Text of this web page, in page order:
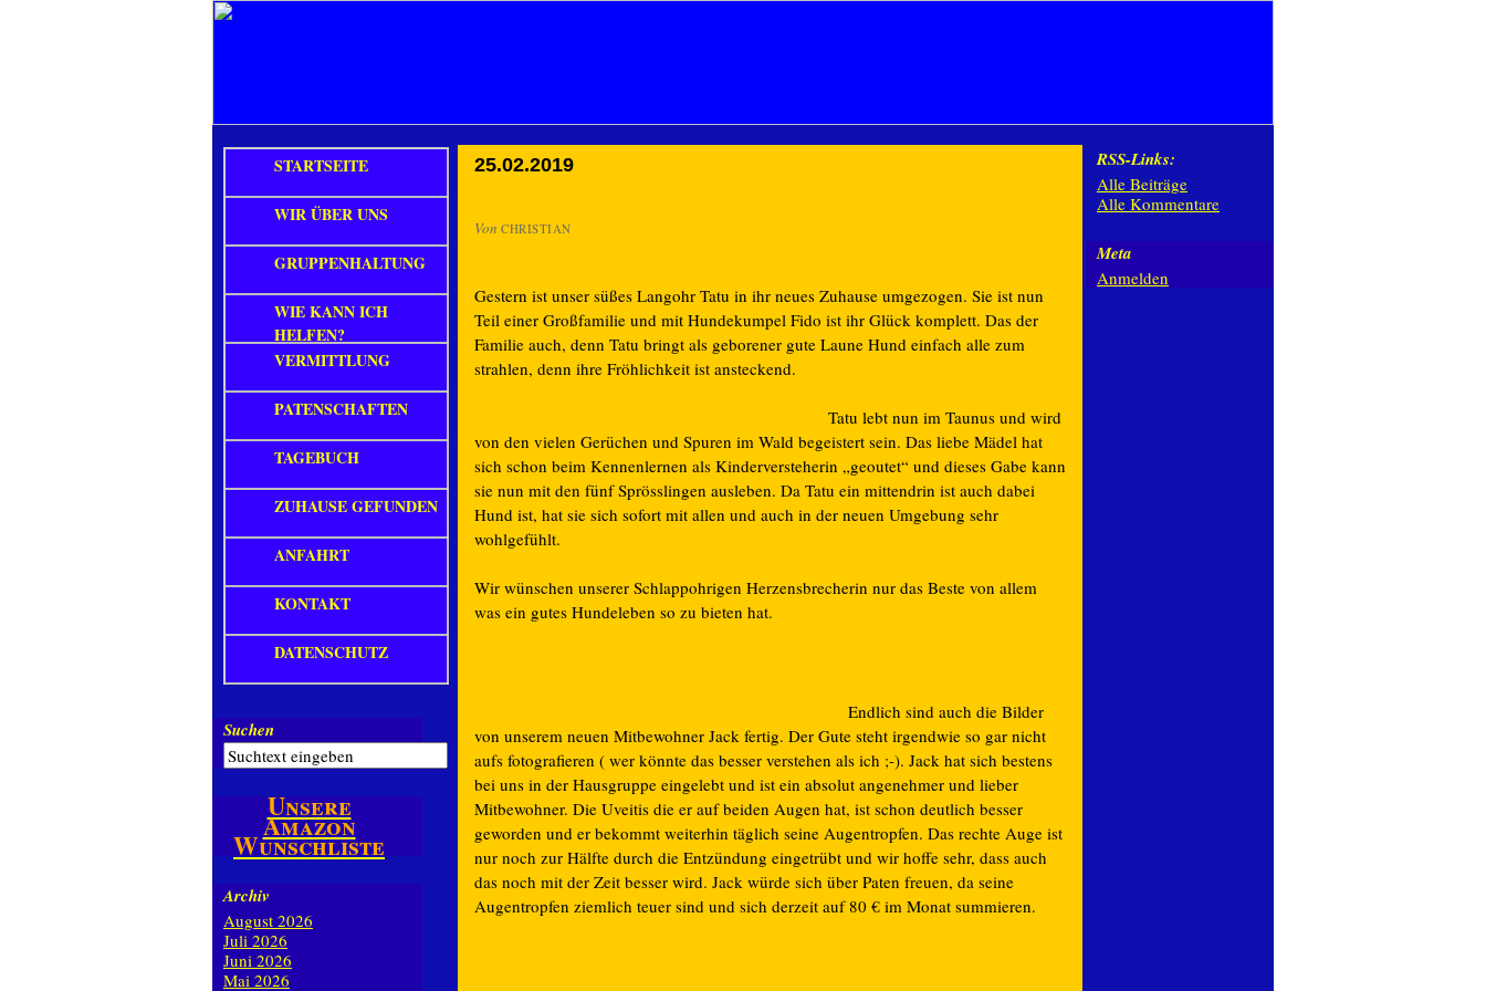
25.02.2019
Von CHRISTIAN
Gestern ist unser süßes Langohr Tatu in ihr neues Zuhause umgezogen. Sie ist nun
Teil einer Großfamilie und mit Hundekumpel Fido ist ihr Glück komplett. Das der
Familie auch, denn Tatu bringt als geborener gute Laune Hund einfach alle zum
strahlen, denn ihre Fröhlichkeit ist ansteckend.
Tatu lebt nun im Taunus und wird
von den vielen Gerüchen und Spuren im Wald begeistert sein. Das liebe Mädel hat
sich schon beim Kennenlernen als Kinderversteherin „geoutet“ und dieses Gabe kann
sie nun mit den fünf Sprösslingen ausleben. Da Tatu ein mittendrin ist auch dabei
Hund ist, hat sie sich sofort mit allen und auch in der neuen Umgebung sehr
wohlgefühlt.
Wir wünschen unserer Schlappohrigen Herzensbrecherin nur das Beste von allem
was ein gutes Hundeleben so zu bieten hat.
Endlich sind auch die Bilder
von unserem neuen Mitbewohner Jack fertig. Der Gute steht irgendwie so gar nicht
aufs fotografieren ( wer könnte das besser verstehen als ich ;-). Jack hat sich bestens
bei uns in der Hausgruppe eingelebt und ist ein absolut angenehmer und lieber
Mitbewohner. Die Uveitis die er auf beiden Augen hat, ist schon deutlich besser
geworden und er bekommt weiterhin täglich seine Augentropfen. Das rechte Auge ist
nur noch zur Hälfte durch die Entzündung eingetrübt und wir hoffe sehr, dass auch
das noch mit der Zeit besser wird. Jack würde sich über Paten freuen, da seine
Augentropfen ziemlich teuer sind und sich derzeit auf 80 € im Monat summieren.
STARTSEITE
WIR ÜBER UNS
GRUPPENHALTUNG
WIE KANN ICH
HELFEN?
VERMITTLUNG
PATENSCHAFTEN
TAGEBUCH
ZUHAUSE GEFUNDEN
ANFAHRT
KONTAKT
DATENSCHUTZ
Suchen
Unsere
Amazon
Wunschliste
Archiv
August 2026
Juli 2026
Juni 2026
Mai 2026
RSS-Links:
Alle Beiträge
Alle Kommentare
Meta
Anmelden